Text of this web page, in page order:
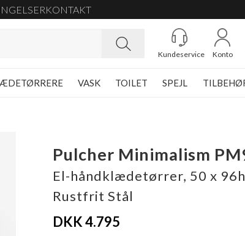
KONTAKT
Kundeservice Konto
VASK TOILET SPEJL
Pulcher Minimalism
El-håndklædetørrer, 50 x
Rustfrit Stål
DKK 4.795